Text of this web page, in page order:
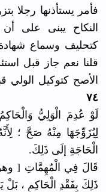
فأمر يستأذنها رجلا
النكاح يبنى على
كتحليف وسماع
قلنا نعم جاز قبل
الأصح كتوكيل الولي
٧٤
لَوْ عُدِمَ الْوَلِيُّ
لِيُزَوِّجَهَا مِنْهُ صَحَّ ؛
الْحَاجَةِ إلَى ذَلِكَ.
قَالَ فِي الْمُهِمَّاتِ [
ذَلِكَ بِفَقْدِ الْحَاكِمِ ،